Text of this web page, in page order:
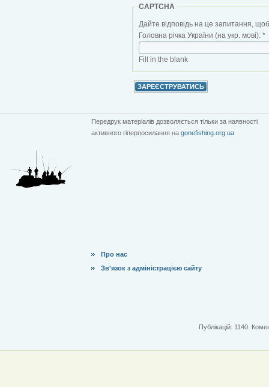
CAPTCHA
Дайте відповідь на це запитання,
Головна річка України (на укр. мові): *
Fill in the blank
Передрук матеріалів дозволяється тільки за наявності
активного гіперпосилання на gonefishing.org.ua
Про нас
Зв'язок з адміністрацією сайту
Публікацій: 1140.